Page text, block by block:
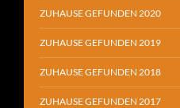
ZUHAUSE GEFUNDEN 2020
ZUHAUSE GEFUNDEN 2019
ZUHAUSE GEFUNDEN 2018
ZUHAUSE GEFUNDEN 2017